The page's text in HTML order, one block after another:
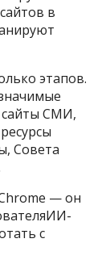
в
этапов.
сайты СМИ,
Совета
— он
с